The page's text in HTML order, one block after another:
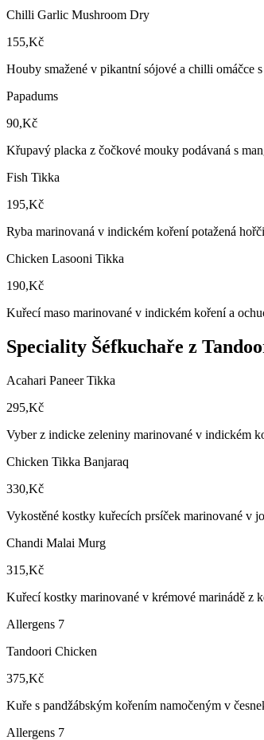
Chilli Garlic Mushroom Dry
155,Kč
Houby smažené v pikantní sójové a chilli omáčce
Papadums
90,Kč
Křupavý placka z čočkové mouky podávaná s
Fish Tikka
195,Kč
Ryba marinovaná v indickém koření potažená
Chicken Lasooni Tikka
190,Kč
Kuřecí maso marinované v indickém koření a
Speciality Šéfkuchaře z
Acahari Paneer Tikka
295,Kč
Vyber z indicke zeleniny marinované v indickém
Chicken Tikka Banjaraq
330,Kč
Vykostěné kostky kuřecích prsíček marinované v
Chandi Malai Murg
315,Kč
Kuřecí kostky marinované v krémové marinádě z
Allergens 7
Tandoori Chicken
375,Kč
Kuře s pandžábským kořením namočeným v
Allergens 7